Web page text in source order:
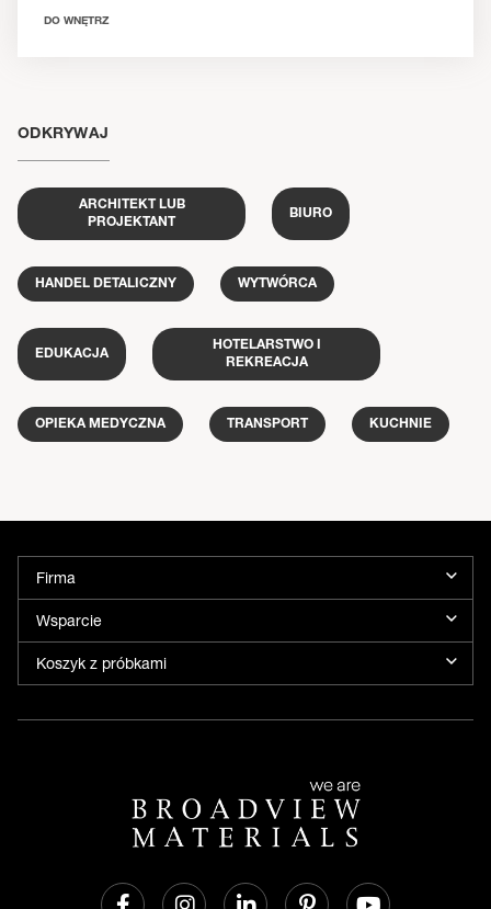
DO WNĘTRZ
ODKRYWAJ
ARCHITEKT LUB
PROJEKTANT
BIURO
HANDEL DETALICZNY WYTWÓRCA
EDUKACJA
HOTELARSTWO I
REKREACJA
OPIEKA MEDYCZNA TRANSPORT KUCHNIE
Firma
Wsparcie
Koszyk z próbkami